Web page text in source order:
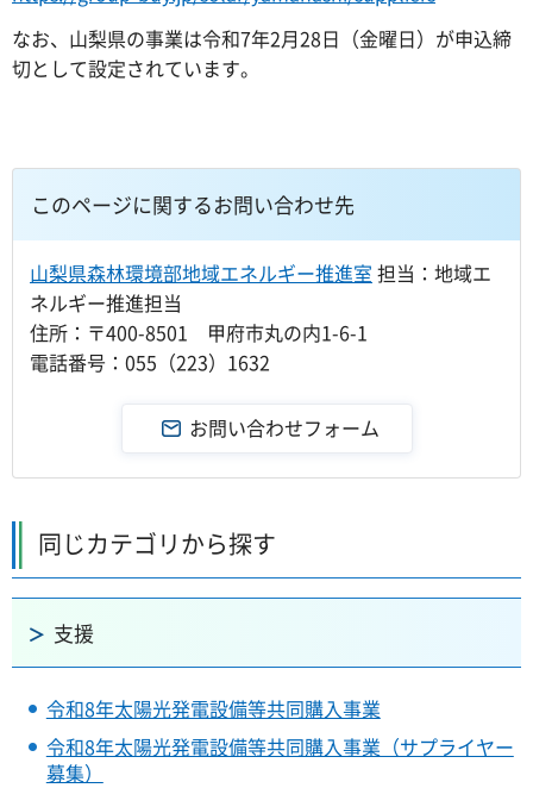
なお、山梨県の事業は令和7年2月28日（金曜日）が申込締
切として設定されています。
このページに関するお問い合わせ先
山梨県森林環境部地域エネルギー推進室 担当：地域エ
ネルギー推進担当
住所：〒400-8501 甲府市丸の内1-6-1
電話番号：055（223）1632
同じカテゴリから探す
支援
令和8年太陽光発電設備等共同購入事業
令和8年太陽光発電設備等共同購入事業（サプライヤー
募集）